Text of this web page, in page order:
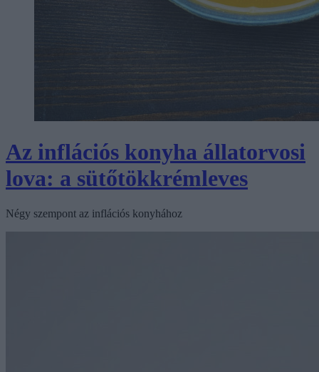
Az inflációs konyha állatorvosi
lova: a sütőtökkrémleves
Négy szempont az inflációs konyhához